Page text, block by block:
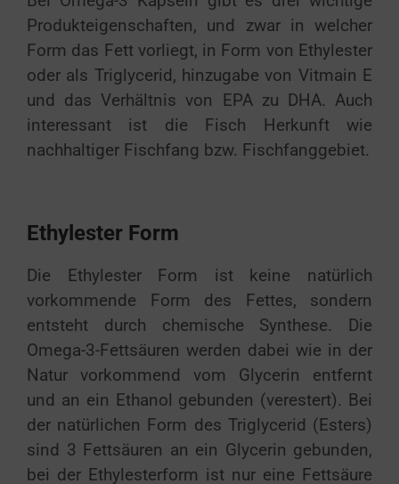
Produkteigenschaften, und zwar in welcher
Form das Fett vorliegt, in Form von Ethylester
oder als Triglycerid, hinzugabe von Vitmain E
und das Verhältnis von EPA zu DHA. Auch
interessant ist die Fisch Herkunft wie
nachhaltiger Fischfang bzw. Fischfanggebiet.
Ethylester Form
Die Ethylester Form ist keine natürlich
vorkommende Form des Fettes, sondern
entsteht durch chemische Synthese. Die
Omega-3-Fettsäuren werden dabei wie in der
Natur vorkommend vom Glycerin entfernt
und an ein Ethanol gebunden (verestert). Bei
der natürlichen Form des Triglycerid (Esters)
sind 3 Fettsäuren an ein Glycerin gebunden,
bei der Ethylesterform ist nur eine Fettsäure